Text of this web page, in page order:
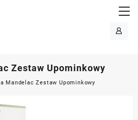
Zestaw Upominkowy
Mandelac Zestaw Upominkowy